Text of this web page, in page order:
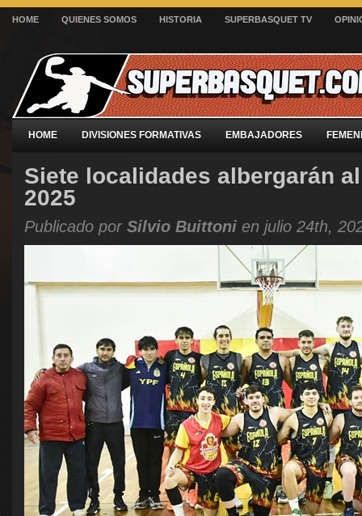
HOME QUIENES SOMOS HISTORIA SUPERBASQUET TV
HOME DIVISIONES FORMATIVAS EMBAJADORES
Siete localidades albergarán
2025
Publicado por Silvio Buittoni en julio 24th,